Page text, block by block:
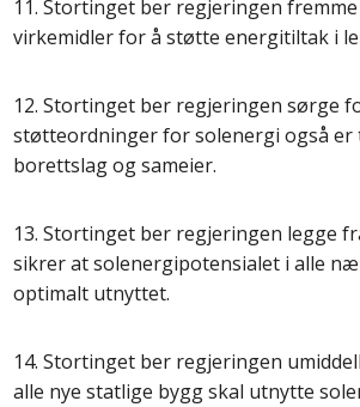
11. Stortinget ber regjeringen
virkemidler for å støtte energitiltak i
12. Stortinget ber regjeringen sørge
støtteordninger for solenergi også
borettslag og sameier.
13. Stortinget ber regjeringen legge
sikrer at solenergipotensialet i alle
optimalt utnyttet.
14. Stortinget ber regjeringen
alle nye statlige bygg skal utnytte